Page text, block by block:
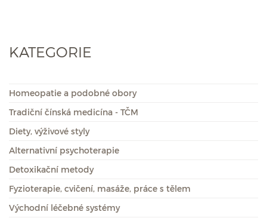
KATEGORIE
Homeopatie a podobné obory
Tradiční čínská medicína - TČM
Diety, výživové styly
Alternativní psychoterapie
Detoxikační metody
Fyzioterapie, cvičení, masáže, práce s tělem
Východní léčebné systémy